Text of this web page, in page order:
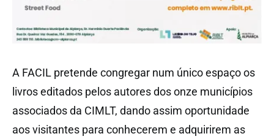
A FACIL pretende congregar num único espaço os
livros editados pelos autores dos onze municípios
associados da CIMLT, dando assim oportunidade
aos visitantes para conhecerem e adquirirem as